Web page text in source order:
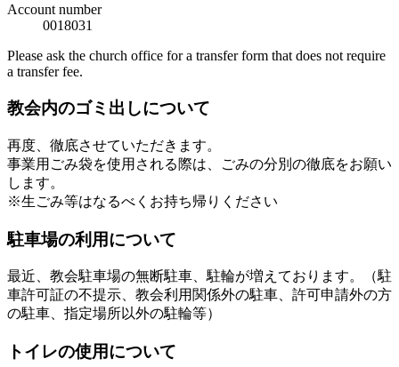
Account number
0018031
Please ask the church office for a transfer form that does not require
a transfer fee.
教会内のゴミ出しについて
再度、徹底させていただきます。
事業用ごみ袋を使用される際は、ごみの分別の徹底をお願い
します。
※生ごみ等はなるべくお持ち帰りください
駐車場の利用について
最近、教会駐車場の無断駐車、駐輪が増えております。（駐
車許可証の不提示、教会利用関係外の駐車、許可申請外の方
の駐車、指定場所以外の駐輪等）
トイレの使用について